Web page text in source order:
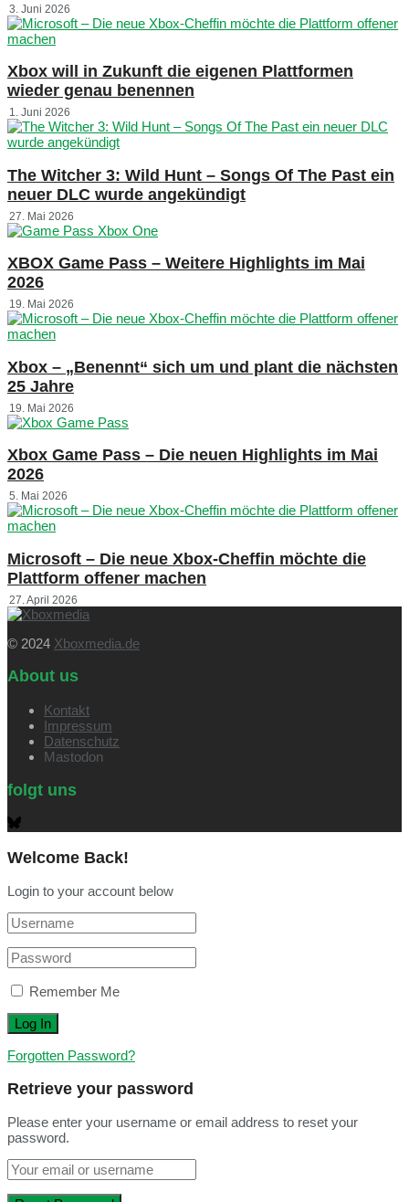
3. Juni 2026
Xbox will in Zukunft die eigenen Plattformen
wieder genau benennen
1. Juni 2026
The Witcher 3: Wild Hunt – Songs Of The Past ein
neuer DLC wurde angekündigt
27. Mai 2026
XBOX Game Pass – Weitere Highlights im Mai
2026
19. Mai 2026
Xbox – „Benennt“ sich um und plant die nächsten
25 Jahre
19. Mai 2026
Xbox Game Pass – Die neuen Highlights im Mai
2026
5. Mai 2026
Microsoft – Die neue Xbox-Cheffin möchte die
Plattform offener machen
27. April 2026
© 2024 Xboxmedia.de
About us
Kontakt
Impressum
Datenschutz
Mastodon
folgt uns
Welcome Back!
Login to your account below
Remember Me
Forgotten Password?
Retrieve your password
Please enter your username or email address to reset your
password.